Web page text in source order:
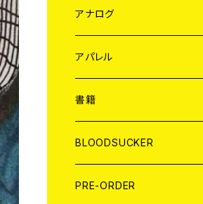
JAPAN
WORLD
アナログ
JAPAN
７EP
LP
WORLD
7EP
LP
アパレル
JAPAN
T-shirt
HOOD
WORLD
T-shirt
書籍
MAGAZINE
BOLLOCKS
写真集 (PHOTOBOOK)
BLOODSUCKER
CD
PRE-ORDER